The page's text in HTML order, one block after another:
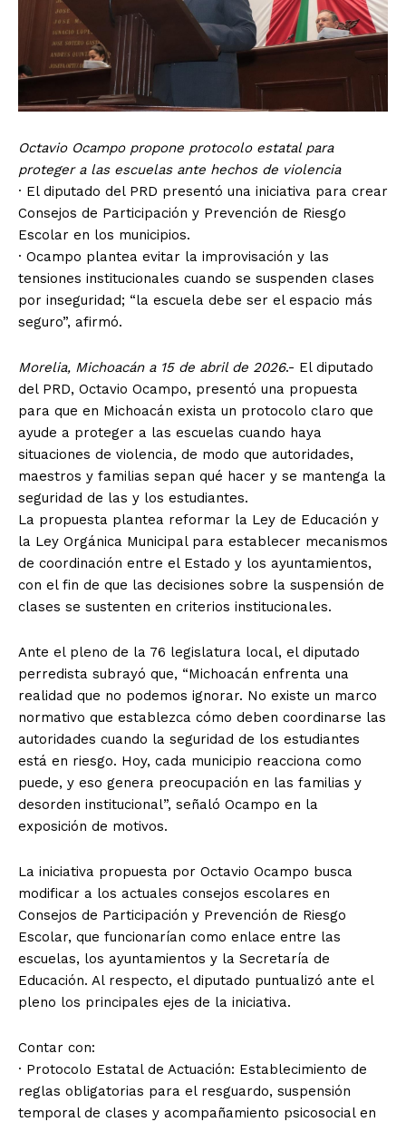
Octavio Ocampo propone protocolo estatal para
proteger a las escuelas ante hechos de violencia
· El diputado del PRD presentó una iniciativa para crear
Consejos de Participación y Prevención de Riesgo
Escolar en los municipios.
· Ocampo plantea evitar la improvisación y las
tensiones institucionales cuando se suspenden clases
por inseguridad; “la escuela debe ser el espacio más
seguro”, afirmó.
Morelia, Michoacán a 15 de abril de 2026.- El diputado
del PRD, Octavio Ocampo, presentó una propuesta
para que en Michoacán exista un protocolo claro que
ayude a proteger a las escuelas cuando haya
situaciones de violencia, de modo que autoridades,
maestros y familias sepan qué hacer y se mantenga la
seguridad de las y los estudiantes.
La propuesta plantea reformar la Ley de Educación y
la Ley Orgánica Municipal para establecer mecanismos
de coordinación entre el Estado y los ayuntamientos,
con el fin de que las decisiones sobre la suspensión de
clases se sustenten en criterios institucionales.
Ante el pleno de la 76 legislatura local, el diputado
perredista subrayó que, “Michoacán enfrenta una
realidad que no podemos ignorar. No existe un marco
normativo que establezca cómo deben coordinarse las
autoridades cuando la seguridad de los estudiantes
está en riesgo. Hoy, cada municipio reacciona como
puede, y eso genera preocupación en las familias y
desorden institucional”, señaló Ocampo en la
exposición de motivos.
La iniciativa propuesta por Octavio Ocampo busca
modificar a los actuales consejos escolares en
Consejos de Participación y Prevención de Riesgo
Escolar, que funcionarían como enlace entre las
escuelas, los ayuntamientos y la Secretaría de
Educación. Al respecto, el diputado puntualizó ante el
pleno los principales ejes de la iniciativa.
Contar con:
· Protocolo Estatal de Actuación: Establecimiento de
reglas obligatorias para el resguardo, suspensión
temporal de clases y acompañamiento psicosocial en